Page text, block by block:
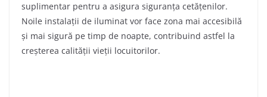
suplimentar pentru a asigura siguranța cetățenilor.
Noile instalații de iluminat vor face zona mai accesibilă
și mai sigură pe timp de noapte, contribuind astfel la
creșterea calității vieții locuitorilor.